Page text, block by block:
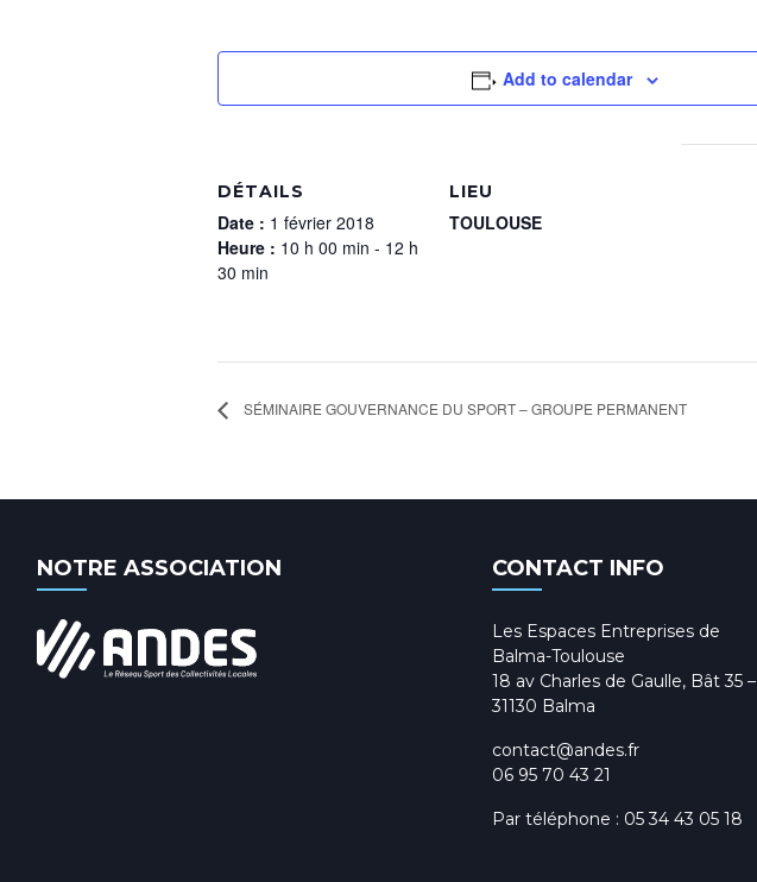
Add to calendar
DÉTAILS
Date : 1 février 2018
Heure : 10 h 00 min - 12 h
30 min
LIEU
TOULOUSE
SÉMINAIRE GOUVERNANCE DU SPORT – GROUPE PERMANENT
NOTRE ASSOCIATION CONTACT INFO
Les Espaces Entreprises de
Balma-Toulouse
18 av Charles de Gaulle, Bât 35 –
31130 Balma
contact@andes.fr
06 95 70 43 21
Par téléphone : 05 34 43 05 18